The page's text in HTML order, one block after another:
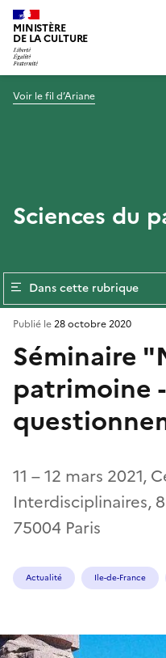
MINISTÈRE
DE LA CULTURE
Voir le fil d’Ariane
Sciences du
Dans cette rubrique
Séminaire
patrimoine
11 – 12 mars 2021,
Interdisciplinaires,
75004 Paris
Publié le28 octobre 2020
Actualité Ile-de-France